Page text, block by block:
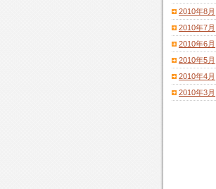
2010年8月
2010年7月
2010年6月
2010年5月
2010年4月
2010年3月